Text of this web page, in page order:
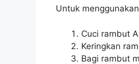
Untuk
Cuci rambut
Keringkan
Bagi rambut